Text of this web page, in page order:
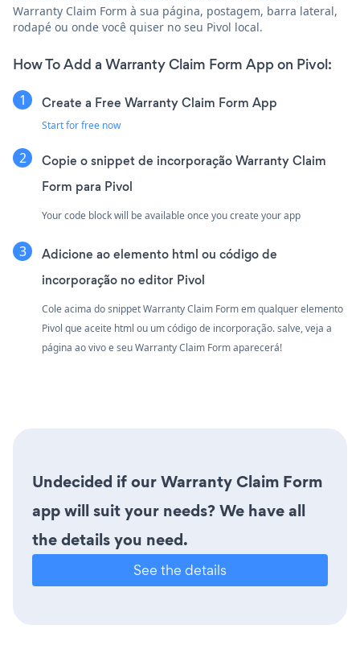
Warranty Claim Form à sua página, postagem, barra lateral,
rodapé ou onde você quiser no seu Pivol local.
How To Add a Warranty Claim Form App on Pivol:
Create a Free Warranty Claim Form App
Start for free now
Copie o snippet de incorporação Warranty Claim
Form para Pivol
Your code block will be available once you create your app
Adicione ao elemento html ou código de
incorporação no editor Pivol
Cole acima do snippet Warranty Claim Form em qualquer elemento
Pivol que aceite html ou um código de incorporação. salve, veja a
página ao vivo e seu Warranty Claim Form aparecerá!
Undecided if our Warranty Claim Form
app will suit your needs? We have all
the details you need.
See the details